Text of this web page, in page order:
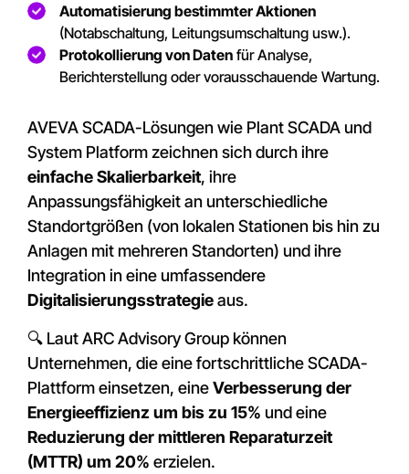
Automatisierung bestimmter Aktionen
(Notabschaltung, Leitungsumschaltung usw.).
Protokollierung von Daten für Analyse,
Berichterstellung oder vorausschauende Wartung.
AVEVA SCADA-Lösungen wie Plant SCADA und
System Platform zeichnen sich durch ihre
einfache Skalierbarkeit, ihre
Anpassungsfähigkeit an unterschiedliche
Standortgrößen (von lokalen Stationen bis hin zu
Anlagen mit mehreren Standorten) und ihre
Integration in eine umfassendere
Digitalisierungsstrategieaus.
🔍 Laut ARC Advisory Group können
Unternehmen, die eine fortschrittliche SCADA-
Plattform einsetzen, eineVerbesserung der
Energieeffizienz um bis zu 15% und eine
Reduzierung der mittleren Reparaturzeit
(MTTR) um 20% erzielen.